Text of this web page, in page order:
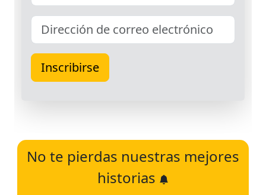
No te pierdas nuestras mejores
historias